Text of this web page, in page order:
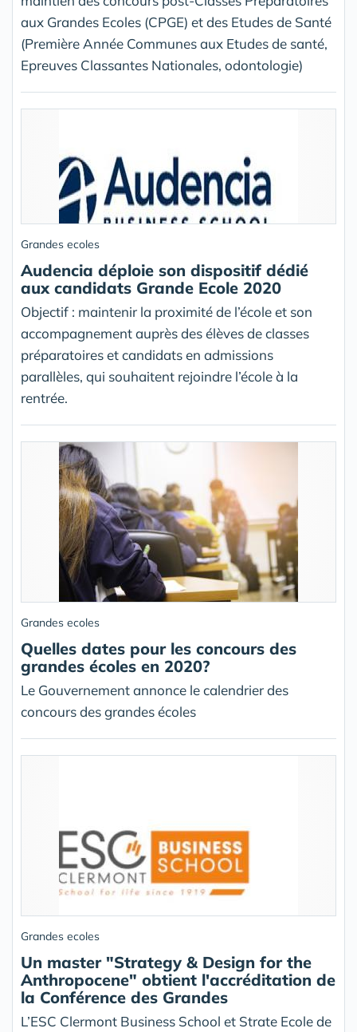
aux Grandes Ecoles (CPGE) et des Etudes de Santé
(Première Année Communes aux Etudes de santé,
Epreuves Classantes Nationales, odontologie)
Grandes ecoles
Audencia déploie son dispositif dédié
aux candidats Grande Ecole 2020
Objectif : maintenir la proximité de l’école et son
accompagnement auprès des élèves de classes
préparatoires et candidats en admissions
parallèles, qui souhaitent rejoindre l’école à la
rentrée.
Grandes ecoles
Quelles dates pour les concours des
grandes écoles en 2020?
Le Gouvernement annonce le calendrier des
concours des grandes écoles
Grandes ecoles
Un master "Strategy & Design for the
Anthropocene" obtient l'accréditation de
la Conférence des Grandes
L’ESC Clermont Business School et Strate Ecole de